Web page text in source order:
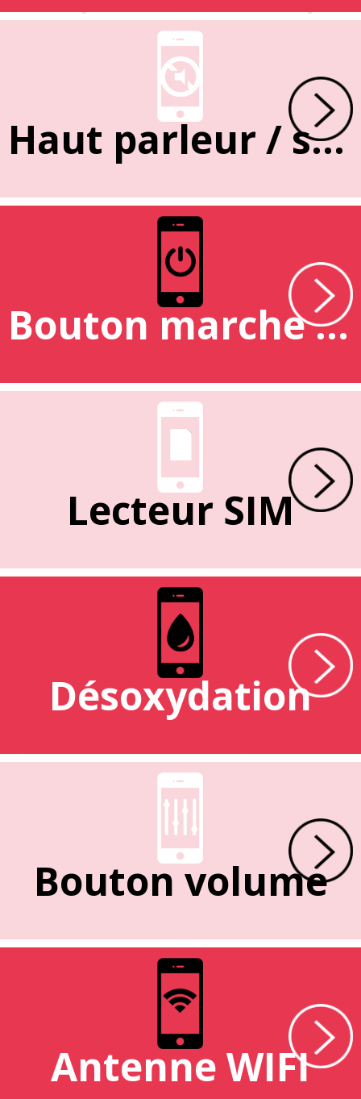
Haut parleur / sonnerie
Bouton marche / arrêt
Lecteur SIM
Désoxydation
Bouton volume
Antenne WIFI